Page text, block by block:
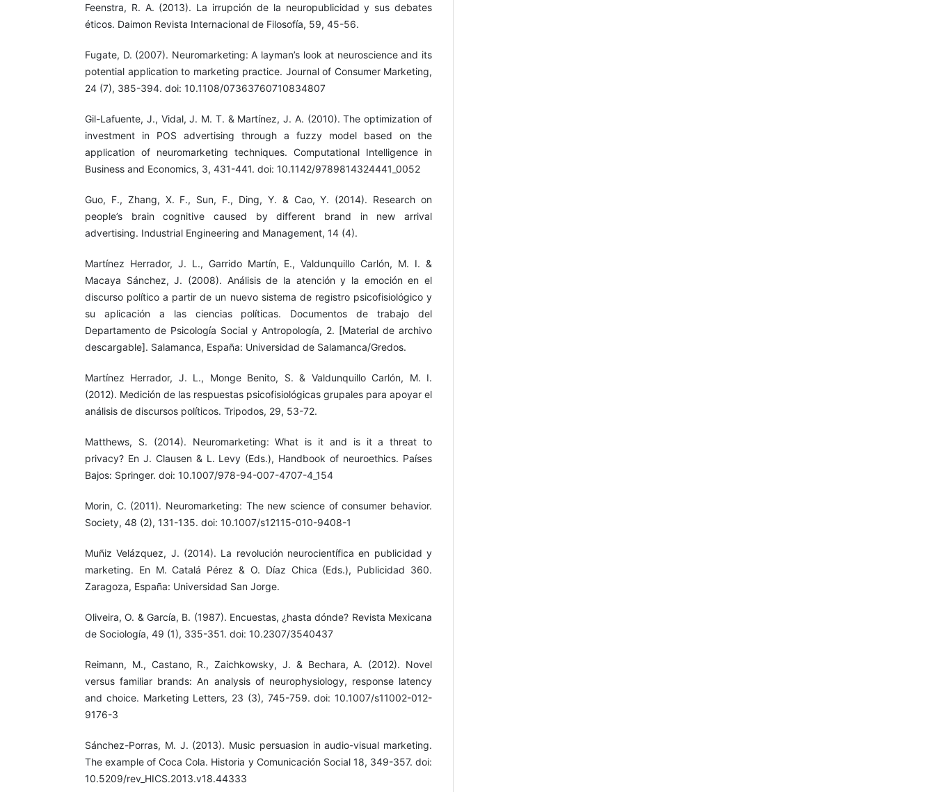
Feenstra, R. A. (2013). La irrupción de la neuropublicidad y sus debates
éticos. Daimon Revista Internacional de Filosofía, 59, 45-56.
Fugate, D. (2007). Neuromarketing: A layman’s look at neuroscience and its
potential application to marketing practice. Journal of Consumer Marketing,
24 (7), 385-394. doi: 10.1108/07363760710834807
Gil-Lafuente, J., Vidal, J. M. T. & Martínez, J. A. (2010). The optimization of
investment in POS advertising through a fuzzy model based on the
application of neuromarketing techniques. Computational Intelligence in
Business and Economics, 3, 431-441. doi: 10.1142/9789814324441_0052
Guo, F., Zhang, X. F., Sun, F., Ding, Y. & Cao, Y. (2014). Research on
people’s brain cognitive caused by different brand in new arrival
advertising. Industrial Engineering and Management, 14 (4).
Martínez Herrador, J. L., Garrido Martín, E., Valdunquillo Carlón, M. I. &
Macaya Sánchez, J. (2008). Análisis de la atención y la emoción en el
discurso político a partir de un nuevo sistema de registro psicofisiológico y
su aplicación a las ciencias políticas. Documentos de trabajo del
Departamento de Psicología Social y Antropología, 2. [Material de archivo
descargable]. Salamanca, España: Universidad de Salamanca/Gredos.
Martínez Herrador, J. L., Monge Benito, S. & Valdunquillo Carlón, M. I.
(2012). Medición de las respuestas psicofisiológicas grupales para apoyar el
análisis de discursos políticos. Tripodos, 29, 53-72.
Matthews, S. (2014). Neuromarketing: What is it and is it a threat to
privacy? En J. Clausen & L. Levy (Eds.), Handbook of neuroethics. Países
Bajos: Springer. doi: 10.1007/978-94-007-4707-4_154
Morin, C. (2011). Neuromarketing: The new science of consumer behavior.
Society, 48 (2), 131-135. doi: 10.1007/s12115-010-9408-1
Muñiz Velázquez, J. (2014). La revolución neurocientífica en publicidad y
marketing. En M. Catalá Pérez & O. Díaz Chica (Eds.), Publicidad 360.
Zaragoza, España: Universidad San Jorge.
Oliveira, O. & García, B. (1987). Encuestas, ¿hasta dónde? Revista Mexicana
de Sociología, 49 (1), 335-351. doi: 10.2307/3540437
Reimann, M., Castano, R., Zaichkowsky, J. & Bechara, A. (2012). Novel
versus familiar brands: An analysis of neurophysiology, response latency
and choice. Marketing Letters, 23 (3), 745-759. doi: 10.1007/s11002-012-
9176-3
Sánchez-Porras, M. J. (2013). Music persuasion in audio-visual marketing.
The example of Coca Cola. Historia y Comunicación Social 18, 349-357. doi:
10.5209/rev_HICS.2013.v18.44333